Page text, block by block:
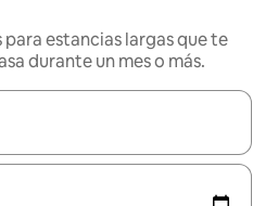
estancias largas que te
durante un mes o más.
disponibles, podrás navegar